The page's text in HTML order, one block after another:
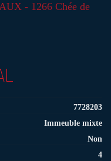
- 1266 Chée de
7728203
Immeuble mixte
Non
4